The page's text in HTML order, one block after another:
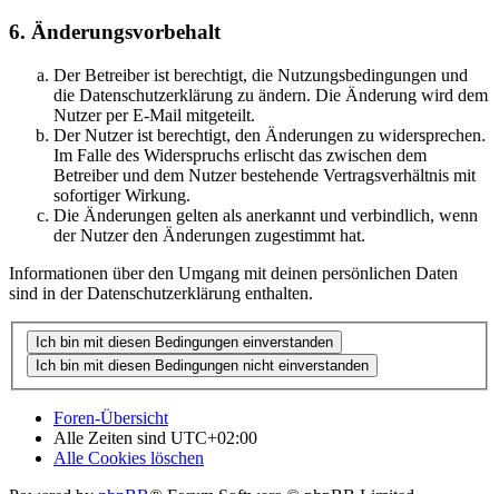
6. Änderungsvorbehalt
Der Betreiber ist berechtigt, die Nutzungsbedingungen und
die Datenschutzerklärung zu ändern. Die Änderung wird dem
Nutzer per E-Mail mitgeteilt.
Der Nutzer ist berechtigt, den Änderungen zu widersprechen.
Im Falle des Widerspruchs erlischt das zwischen dem
Betreiber und dem Nutzer bestehende Vertragsverhältnis mit
sofortiger Wirkung.
Die Änderungen gelten als anerkannt und verbindlich, wenn
der Nutzer den Änderungen zugestimmt hat.
Informationen über den Umgang mit deinen persönlichen Daten
sind in der Datenschutzerklärung enthalten.
Foren-Übersicht
Alle Zeiten sind UTC+02:00
Alle Cookies löschen